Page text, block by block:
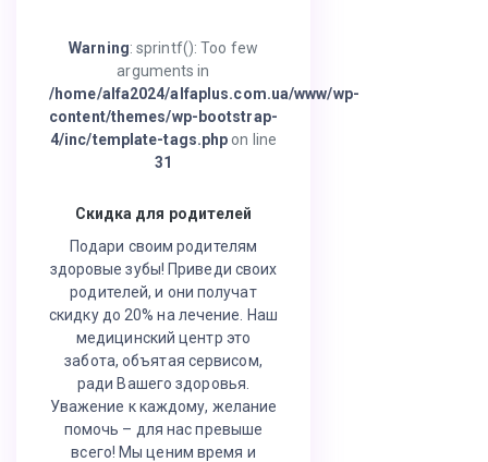
Warning: sprintf(): Too few
arguments in
/home/alfa2024/alfaplus.com.ua/www/wp-
content/themes/wp-bootstrap-
4/inc/template-tags.php on line
31
Скидка для родителей
Подари своим родителям
здоровые зубы! Приведи своих
родителей, и они получат
скидку до 20% на лечение. Наш
медицинский центр это
забота, объятая сервисом,
ради Вашего здоровья.
Уважение к каждому, желание
помочь – для нас превыше
всего! Мы ценим время и